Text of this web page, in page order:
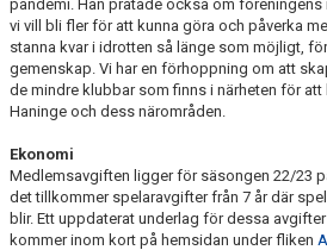
pandemi. Han pratade också om föreningens
vi vill bli fler för att kunna göra och påverka
stanna kvar i idrotten så länge som möjligt,
gemenskap. Vi har en förhoppning om att
de mindre klubbar som finns i närheten för
Haninge och dess närområden.
Ekonomi
Medlemsavgiften ligger för säsongen 22/23
det tillkommer spelaravgifter från 7 år där
blir. Ett uppdaterat underlag för dessa
kommer inom kort på hemsidan under fliken